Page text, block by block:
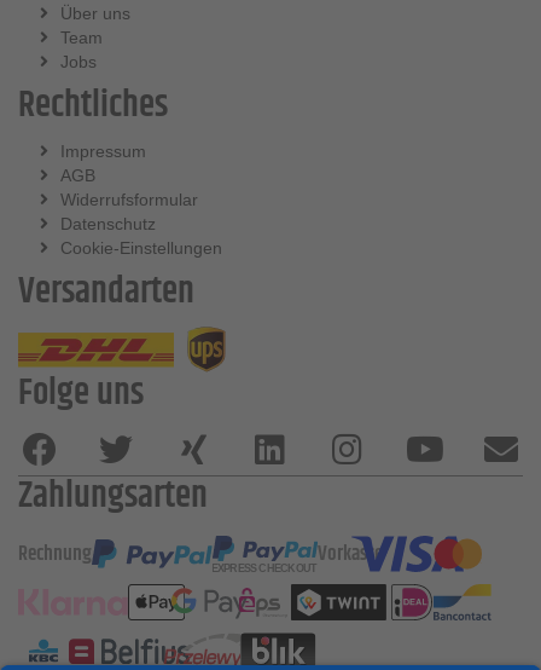
Über uns
Team
Jobs
Rechtliches
Impressum
AGB
Widerrufsformular
Datenschutz
Cookie-Einstellungen
Versandarten
Folge uns
Zahlungsarten
Rechnung Vorkasse